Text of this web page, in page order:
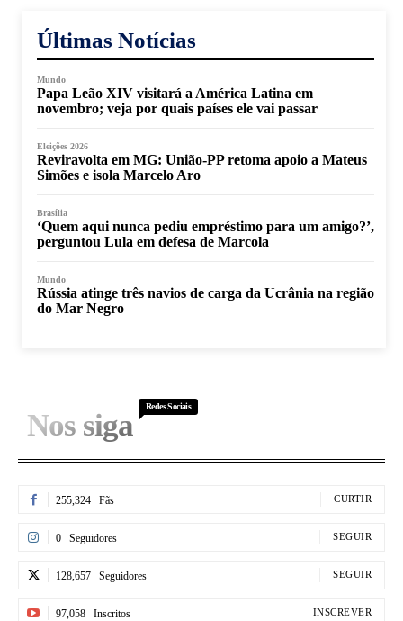
Últimas Notícias
Mundo
Papa Leão XIV visitará a América Latina em
novembro; veja por quais países ele vai passar
Eleições 2026
Reviravolta em MG: União-PP retoma apoio a Mateus
Simões e isola Marcelo Aro
Brasília
‘Quem aqui nunca pediu empréstimo para um amigo?’,
perguntou Lula em defesa de Marcola
Mundo
Rússia atinge três navios de carga da Ucrânia na região
do Mar Negro
Nos siga
Redes Sociais
255,324 Fãs CURTIR
0 Seguidores SEGUIR
128,657 Seguidores SEGUIR
97,058 Inscritos INSCREVER